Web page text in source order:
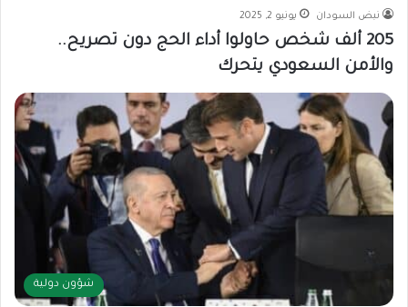
نبض السودان يونيو 2, 2025
205 ألف شخص حاولوا أداء الحج دون تصريح..
والأمن السعودي يتحرك
شؤون دولية